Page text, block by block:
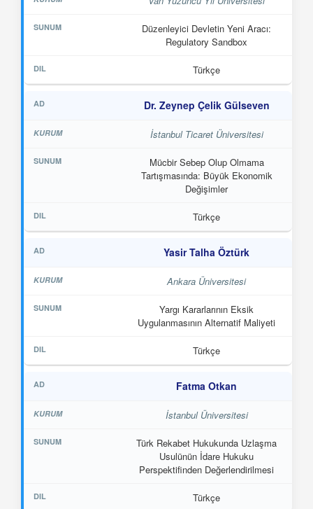
Düzenleyici Devletin Yeni Aracı:
Regulatory Sandbox
Türkçe
Dr. Zeynep Çelik Gülseven
İstanbul Ticaret Üniversitesi
Mücbir Sebep Olup Olmama
Tartışmasında: Büyük Ekonomik
Değişimler
Türkçe
Yasir Talha Öztürk
Ankara Üniversitesi
Yargı Kararlarının Eksik
Uygulanmasının Alternatif Maliyeti
Türkçe
Fatma Otkan
İstanbul Üniversitesi
Türk Rekabet Hukukunda Uzlaşma
Usulünün İdare Hukuku
Perspektifinden Değerlendirilmesi
Türkçe